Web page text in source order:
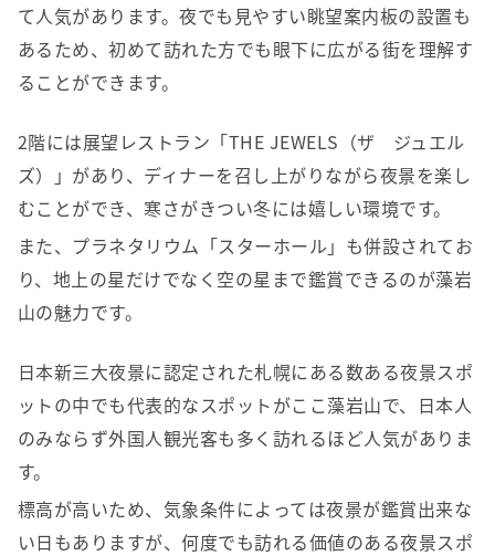
て人気があります。夜でも見やすい眺望案内板の設置も
あるため、初めて訪れた方でも眼下に広がる街を理解す
ることができます。
2階には展望レストラン「THE JEWELS（ザ ジュエル
ズ）」があり、ディナーを召し上がりながら夜景を楽し
むことができ、寒さがきつい冬には嬉しい環境です。
また、プラネタリウム「スターホール」も併設されてお
り、地上の星だけでなく空の星まで鑑賞できるのが藻岩
山の魅力です。
日本新三大夜景に認定された札幌にある数ある夜景スポ
ットの中でも代表的なスポットがここ藻岩山で、日本人
のみならず外国人観光客も多く訪れるほど人気がありま
す。
標高が高いため、気象条件によっては夜景が鑑賞出来な
い日もありますが、何度でも訪れる価値のある夜景スポ